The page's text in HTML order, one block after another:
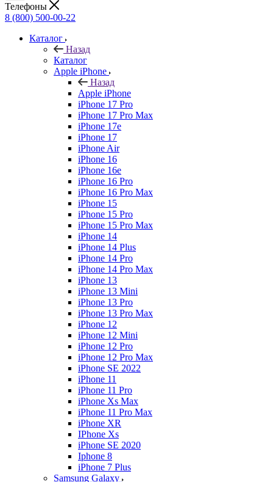
Телефоны
8 (800) 500-00-22
Каталог
Назад
Каталог
Apple iPhone
Назад
Apple iPhone
iPhone 17 Pro
iPhone 17 Pro Max
iPhone 17e
iPhone 17
iPhone Air
iPhone 16
iPhone 16e
iPhone 16 Pro
iPhone 16 Pro Max
iPhone 15
iPhone 15 Pro
iPhone 15 Pro Max
iPhone 14
iPhone 14 Plus
iPhone 14 Pro
iPhone 14 Pro Max
iPhone 13
iPhone 13 Mini
iPhone 13 Pro
iPhone 13 Pro Max
iPhone 12
iPhone 12 Mini
iPhone 12 Pro
iPhone 12 Pro Max
iPhone SE 2022
iPhone 11
iPhone 11 Pro
iPhone Xs Max
iPhone 11 Pro Max
iPhone XR
IPhone Xs
iPhone SE 2020
Iphone 8
iPhone 7 Plus
Samsung Galaxy